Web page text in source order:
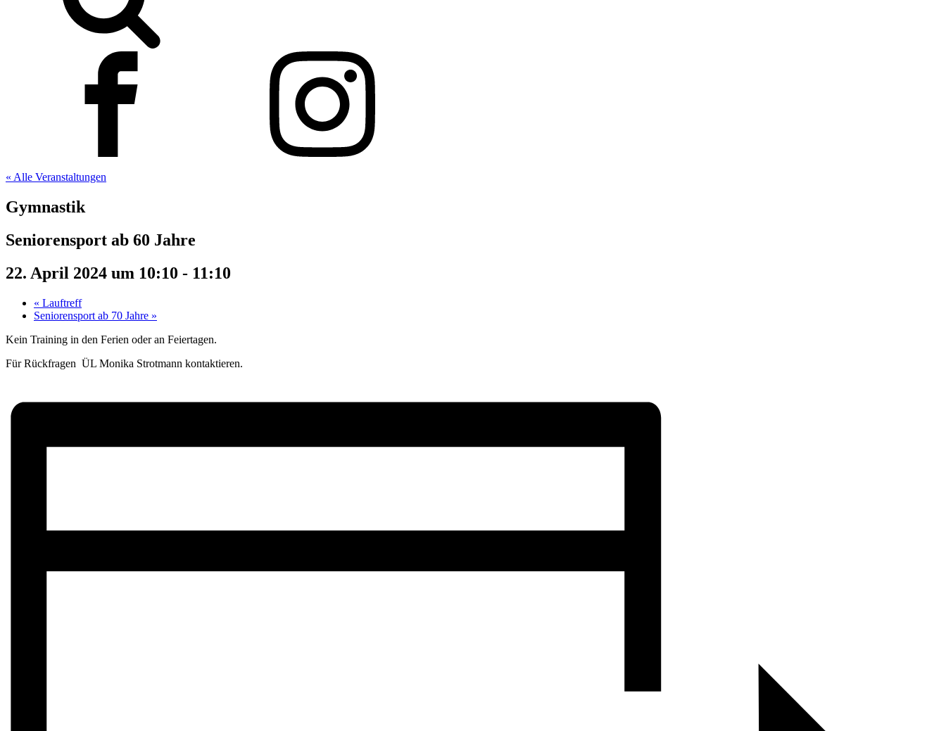
« Alle Veranstaltungen
Gymnastik
Seniorensport ab 60 Jahre
22. April 2024 um 10:10 - 11:10
« Lauftreff
Seniorensport ab 70 Jahre »
Kein Training in den Ferien oder an Feiertagen.
Für Rückfragen ÜL Monika Strotmann kontaktieren.